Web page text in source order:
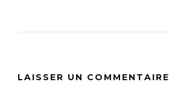
LAISSER UN COMMENTAIRE